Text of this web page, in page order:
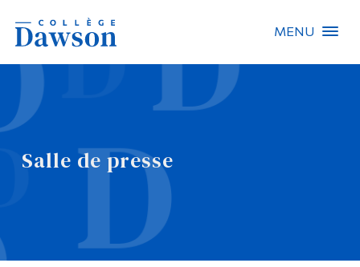
MENU
Salle de presse
Recherche sur le site
Recherche de personnes
EN
Omnivox